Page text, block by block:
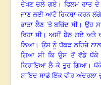
ਦੇਖਣ ਚਲੇ ਗਏ।ਫਿਲਮ ਰਾਤ
ਜਾਣ ਲਈ ਆਟੋ ਰਿਕਸ਼ਾ ਕਰਨ ਲੱਗੇ
ਭਾੜਾ ਲੈਣ ’ਤੇ ਬਜ਼ਿੱਦ ਸੀ। ਉਹ
ਰਿਹਾ ਸੀ। ਅਸੀਂ ਬੈਠ ਗਏ ਅਤੇ
ਲਿਆ। ਉਸ ਨੂੰ ਧੱਕੜ ਲਹਿਜ਼ੇ
ਗਿਆ ਸੀ ਕਿ ਉਸ ਤੋਂ ਵੱਡੇ
ਕਿਰਾਇਆ ਲੈ ਕੇ ਤੁਰ ਗਿਆ।
ਸ਼ਾਇਦ ਸਾਡੇ ਇੱਕ ਵੀਰ ਅੰਦਰਲਾ